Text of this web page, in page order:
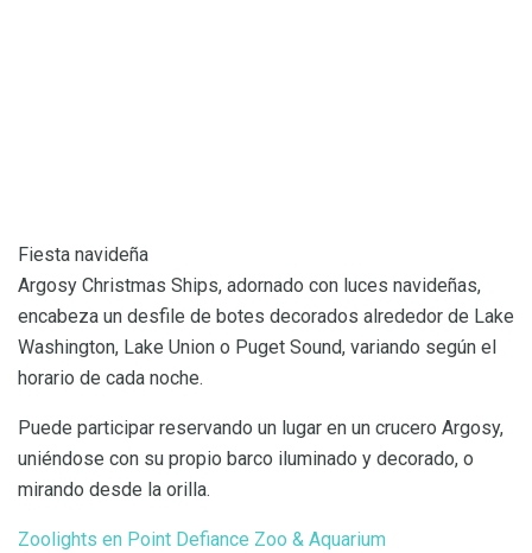
Fiesta navideña
Argosy Christmas Ships, adornado con luces navideñas,
encabeza un desfile de botes decorados alrededor de Lake
Washington, Lake Union o Puget Sound, variando según el
horario de cada noche.
Puede participar reservando un lugar en un crucero Argosy,
uniéndose con su propio barco iluminado y decorado, o
mirando desde la orilla.
Zoolights en Point Defiance Zoo & Aquarium